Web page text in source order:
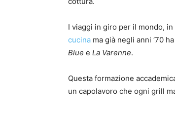
I viaggi in giro per il mondo,
cucina ma già negli anni ‘70
Blue e La Varenne.
Questa formazione
un capolavoro che ogni grill